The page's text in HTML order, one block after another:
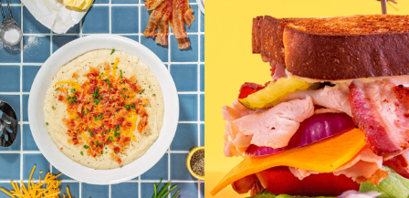
Alulosa